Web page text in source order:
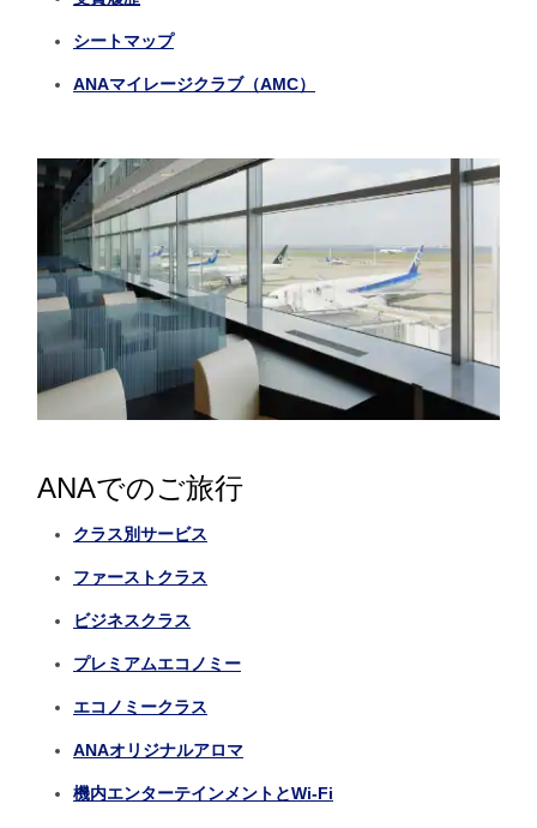
シートマップ
ANAマイレージクラブ（AMC）
ANAでのご旅行
クラス別サービス
ファーストクラス
ビジネスクラス
プレミアムエコノミー
エコノミークラス
ANAオリジナルアロマ
機内エンターテインメントとWi-Fi